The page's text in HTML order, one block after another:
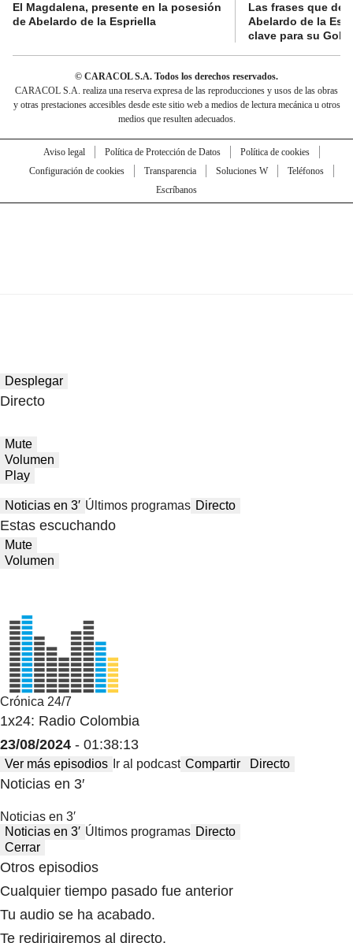
El Magdalena, presente en la posesión
de Abelardo de la Espriella
Las frases que
Abelardo de la
clave para su
© CARACOL S.A. Todos los derechos reservados.
CARACOL S.A. realiza una reserva expresa de las reproducciones y usos de las obras
y otras prestaciones accesibles desde este sitio web a medios de lectura mecánica u otros
medios que resulten adecuados.
Aviso legal Política de Protección de Datos
Política de cookies
Configuración de cookies
Transparencia Soluciones W
Teléfonos
Escríbanos
Desplegar
Directo
Mute
Volumen
Play
Noticias en 3′ Últimos programas Directo
Estas escuchando
Mute
Volumen
Crónica 24/7
1x24: Radio Colombia
23/08/2024 - 01:38:13
Ver más episodios Ir al podcast Compartir Directo
Noticias en 3′
Noticias en 3′
Noticias en 3′ Últimos programas Directo
Cerrar
Otros episodios
Cualquier tiempo pasado fue anterior
Tu audio se ha acabado.
Te redirigiremos al directo.